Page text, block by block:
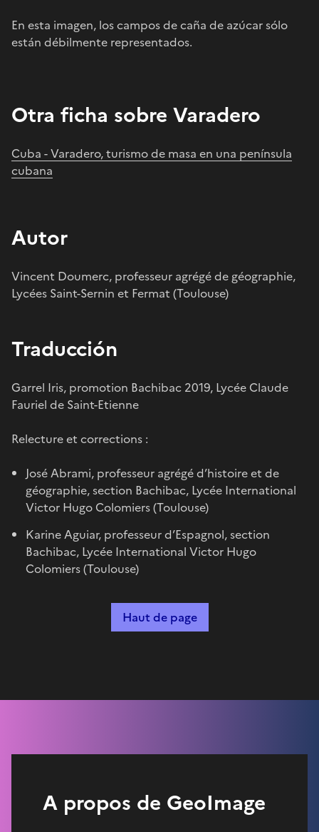
En esta imagen, los campos de caña de azúcar sólo
están débilmente representados.
Otra ficha sobre Varadero
Cuba - Varadero, turismo de masa en una península
cubana
Autor
Vincent Doumerc, professeur agrégé de géographie,
Lycées Saint-Sernin et Fermat (Toulouse)
Traducción
Garrel Iris, promotion Bachibac 2019, Lycée Claude
Fauriel de Saint-Etienne
Relecture et corrections :
José Abrami, professeur agrégé d’histoire et de
géographie, section Bachibac, Lycée International
Victor Hugo Colomiers (Toulouse)
Karine Aguiar, professeur d’Espagnol, section
Bachibac, Lycée International Victor Hugo
Colomiers (Toulouse)
Haut de page
A propos de GeoImage